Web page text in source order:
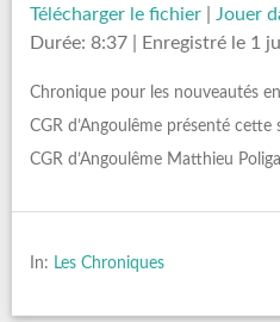
Télécharger le fichier Jouer
Durée: 8:37
Enregistré le 1
Chronique pour les nouveautés
CGR d’Angoulême présenté
CGR d’Angoulême Matthieu
In: Les Chroniques